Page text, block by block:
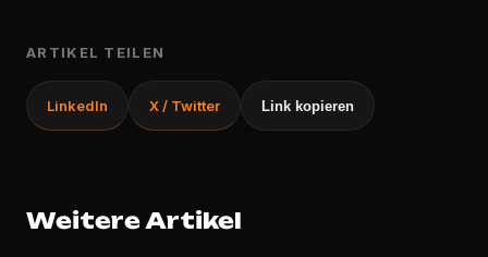
ARTIKEL TEILEN
LinkedIn X / Twitter Link kopieren
Weitere Artikel